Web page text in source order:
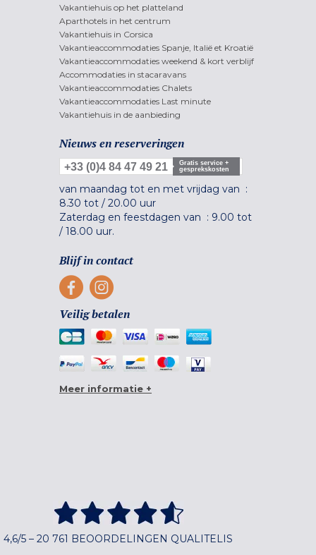
Vakantiehuis op het platteland
Aparthotels in het centrum
Vakantiehuis in Corsica
Vakantieaccommodaties Spanje, Italië et Kroatië
Vakantieaccommodaties weekend & kort verblijf
Accommodaties in stacaravans
Vakantieaccommodaties Chalets
Vakantieaccommodaties Last minute
Vakantiehuis in de aanbieding
Nieuws en reserveringen
+33 (0)4 84 47 49 21
Gratis service +
gesprekskosten
van maandag tot en met vrijdag van :
8.30 tot / 20.00 uur
Zaterdag en feestdagen van : 9.00 tot
/ 18.00 uur.
Blijf in contact
Veilig betalen
Meer informatie +
4,6/5 – 20 761 BEOORDELINGEN QUALITELIS